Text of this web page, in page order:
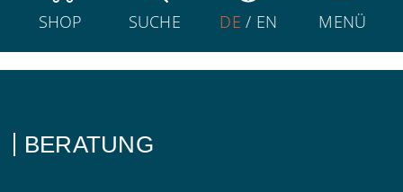
MENÜ
DE / EN
SUCHE
SHOP
BERATUNG